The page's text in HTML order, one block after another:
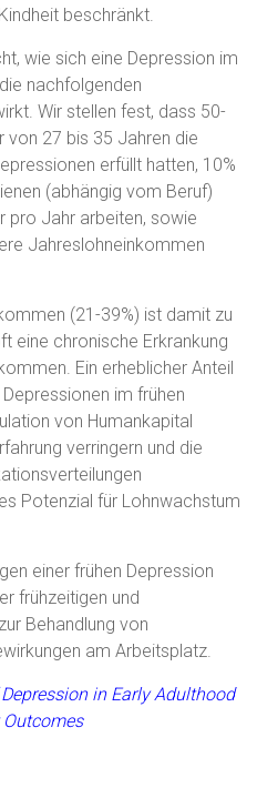
beschränkt.
wie sich eine Depression im
nachfolgenden
Wir stellen fest, dass 50-
von 27 bis 35 Jahren die
erfüllt hatten, 10%
(abhängig vom Beruf)
pro Jahr arbeiten, sowie
Jahreslohneinkommen
(21-39%) ist damit zu
eine chronische Erkrankung
Ein erheblicher Anteil
im frühen
von Humankapital
verringern und die
Potenzial für Lohnwachstum
einer frühen Depression
frühzeitigen und
Behandlung von
am Arbeitsplatz.
in Early Adulthood